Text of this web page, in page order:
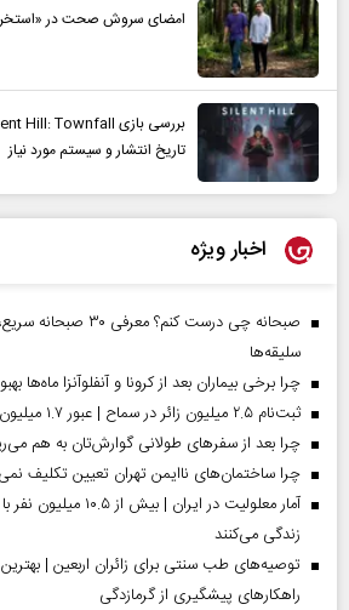
امضای سروش صحت در «استخر»
تاریخ انتشار و سیستم مورد نیاز
اخبار ویژه
صبحانه چی درست کنم؟
سلیقه‌ها
چرا برخی بیماران بعد از کرونا و آنفلوآنزا ماه‌ها
ثبت‌نام ۲.۵ میلیون زائر در سماح | عبور ۱.۷ میلیون نفر از مرز‌های اربعین
چرا بعد از سفرهای طولانی گوارش‌تان به هم
چرا ساختمان‌های ناایمن تهران تعیین تکلیف
آمار معلولیت در ایران |
زندگی می‌کنند
توصیه‌های طب سنتی برای زائران اربعین |
راهکارهای پیشگیری از گرمازدگی